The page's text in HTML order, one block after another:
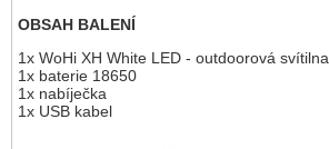
OBSAH BALENÍ
1x WoHi XH White LED - outdoorová svítilna
1x baterie 18650
1x nabíječka
1x USB kabel